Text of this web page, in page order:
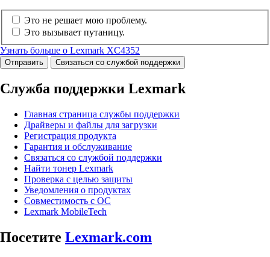
Это не решает мою проблему.
Это вызывает путаницу.
Узнать больше о Lexmark XC4352
Отправить Связаться со службой поддержки
Служба поддержки Lexmark
Главная страница службы поддержки
Драйверы и файлы для загрузки
Регистрация продукта
Гарантия и обслуживание
Связаться со службой поддержки
Найти тонер Lexmark
Проверка с целью защиты
Уведомления о продуктах
Совместимость с ОС
Lexmark MobileTech
Посетите Lexmark.com